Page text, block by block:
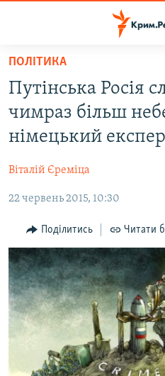
Перейти
основного
матеріалу
Перейти
до
основної
Перейти
пошуку
ВОДА.КРИМ
ВІДЕО ТА ФОТО
БЛОГИ
ПОГЛЯД
ІНТЕРВ'Ю
ВСЕ ЗА ДЕНЬ
СПЕЦПРОЕКТИ
ДЕПОРТАЦІЯ
ВІДЕОУРОКИ «ELIFBE»
СВІДЧЕННЯ ОКУПАЦІЇ
ЯК ОБІЙТИ БЛОКУВАННЯ
Qırımtatar
ПОЛІТИКА
Путінська Росія
чимраз більш
німецький
Віталій Єреміца
22 червень 2015, 10:30
Поділитись Читати